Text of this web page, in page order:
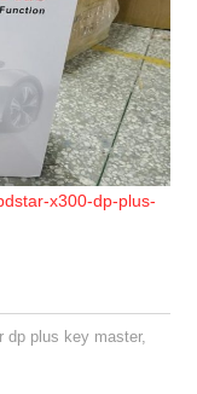
x300-dp-plus-
dp plus key master,